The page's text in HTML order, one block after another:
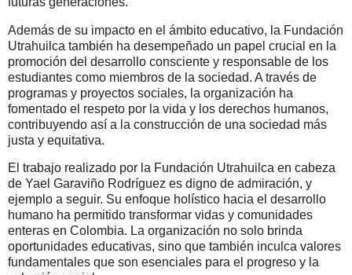
Además de su impacto en el ámbito educativo, la Fundación
Utrahuilca también ha desempeñado un papel crucial en la
promoción del desarrollo consciente y responsable de los
estudiantes como miembros de la sociedad. A través de
programas y proyectos sociales, la organización ha
fomentado el respeto por la vida y los derechos humanos,
contribuyendo así a la construcción de una sociedad más
justa y equitativa.
El trabajo realizado por la Fundación Utrahuilca en cabeza
de Yael Garaviño Rodríguez es digno de admiración, y
ejemplo a seguir. Su enfoque holístico hacia el desarrollo
humano ha permitido transformar vidas y comunidades
enteras en Colombia. La organización no solo brinda
oportunidades educativas, sino que también inculca valores
fundamentales que son esenciales para el progreso y la